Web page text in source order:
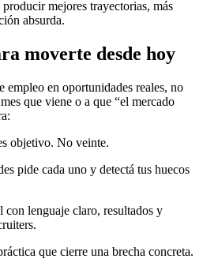
mejores trayectorias, más
absurda.
moverte desde hoy
empleo en oportunidades reales, no
que viene o a que “el mercado
objetivo. No veinte.
pide cada uno y detectá tus huecos
lenguaje claro, resultados y
que cierre una brecha concreta.